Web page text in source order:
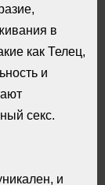
в
как Телец,
и
секс.
и